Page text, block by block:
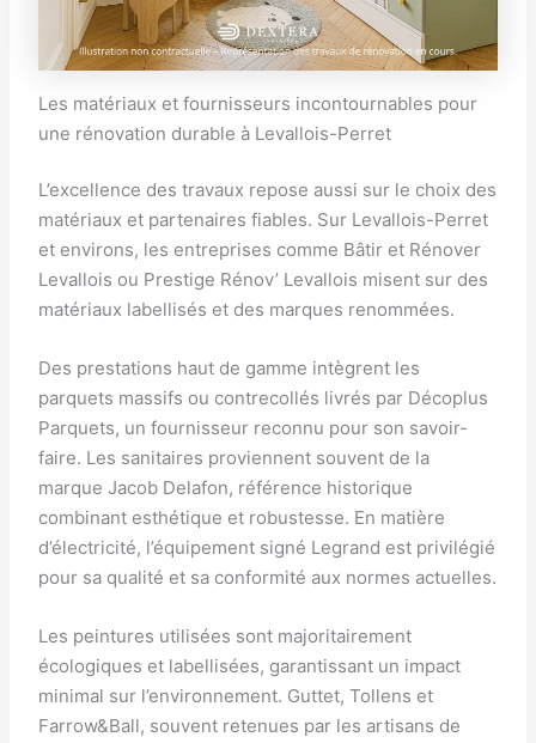
Les matériaux et fournisseurs incontournables pour
une rénovation durable à Levallois-Perret
L’excellence des travaux repose aussi sur le choix des
matériaux et partenaires fiables. Sur Levallois-Perret
et environs, les entreprises comme Bâtir et Rénover
Levallois ou Prestige Rénov’ Levallois misent sur des
matériaux labellisés et des marques renommées.
Des prestations haut de gamme intègrent les
parquets massifs ou contrecollés livrés par Décoplus
Parquets, un fournisseur reconnu pour son savoir-
faire. Les sanitaires proviennent souvent de la
marque Jacob Delafon, référence historique
combinant esthétique et robustesse. En matière
d’électricité, l’équipement signé Legrand est privilégié
pour sa qualité et sa conformité aux normes actuelles.
Les peintures utilisées sont majoritairement
écologiques et labellisées, garantissant un impact
minimal sur l’environnement. Guttet, Tollens et
Farrow&Ball, souvent retenues par les artisans de